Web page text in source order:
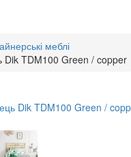
меблі
Dik TDM100 Green / copper